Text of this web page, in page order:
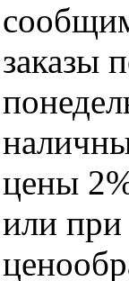
заказы
цены
или при